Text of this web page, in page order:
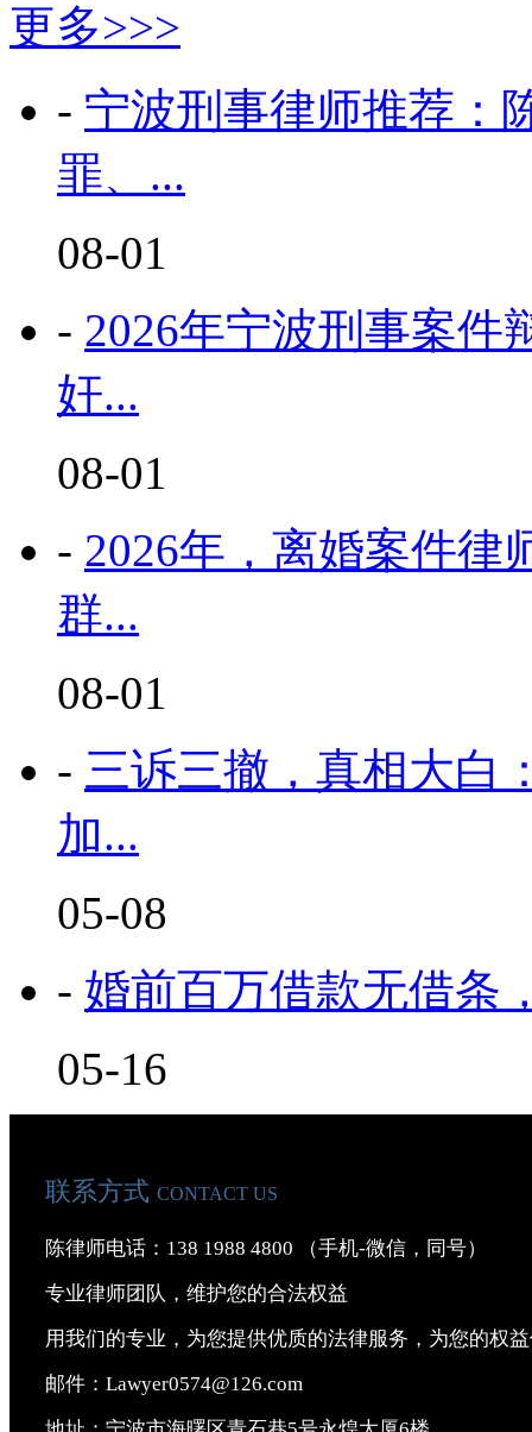
更多>>>
- 宁波刑事律师推荐：
罪、...
08-01
- 2026年宁波刑事案件
奸...
08-01
- 2026年，离婚案件律
群...
08-01
- 三诉三撤，真相大白
加...
05-08
- 婚前百万借款无借条
05-16
联系方式 CONTACT US
陈律师电话：138 1988 4800 （手机-微信，同号）
专业律师团队，维护您的合法权益
用我们的专业，为您提供优质的法律服务，为您的权
邮件：Lawyer0574@126.com